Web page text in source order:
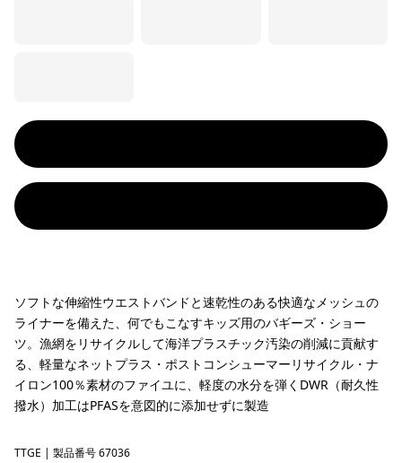
ソフトな伸縮性ウエストバンドと速乾性のある快適なメッシュの
ライナーを備えた、何でもこなすキッズ用のバギーズ・ショー
ツ。漁網をリサイクルして海洋プラスチック汚染の削減に貢献す
る、軽量なネットプラス・ポストコンシューマーリサイクル・ナ
イロン100％素材のファイユに、軽度の水分を弾くDWR（耐久性
撥水）加工はPFASを意図的に添加せずに製造
Tidal Threads: Gem Green
TTGE | 製品番号 67036